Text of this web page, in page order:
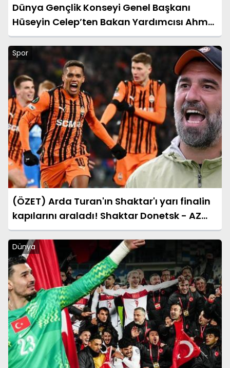
Dünya Gençlik Konseyi Genel Başkanı
Hüseyin Celep’ten Bakan Yardımcısı Ahmet
Aydın’a Ziyaret
Spor
(ÖZET) Arda Turan'ın Shaktar'ı yarı finalin
kapılarını araladı! Shaktar Donetsk - AZ
Alkmaar maçı sonucu: 3-0 (UEFA
Konferans Ligi)
Dünya